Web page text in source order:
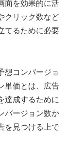
面を効果的に活
クリック数など
てるために必要
想コンバージョ
単価とは、広告
達成するために
バージョン数か
を見つける上で